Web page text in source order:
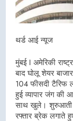
थर्ड आई न्यूज
मुंबई I अमेरिकी
बाद घोलू शेयर
104 फीसदी टैरिफ
हुई व्यापार जंग
साथ खुले। शुरुआती
रफ्तार ब्रेक लगाते